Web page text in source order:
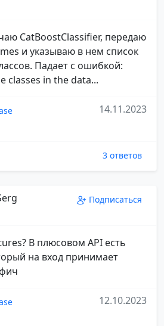
CatBoostClassifier, передаю
и указываю в нем список
Падает с ошибкой:
classes in the data...
14.11.2023
3 ответов
Подписаться
В плюсовом API есть
на вход принимает
12.10.2023